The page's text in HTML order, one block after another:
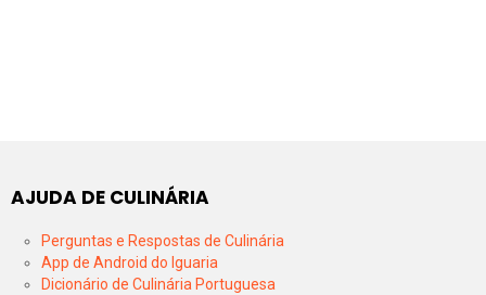
AJUDA DE CULINÁRIA
Perguntas e Respostas de Culinária
App de Android do Iguaria
Dicionário de Culinária Portuguesa